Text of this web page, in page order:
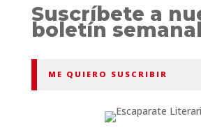
Suscríbete a
boletín semanal
ME QUIERO SUSCRIBIR